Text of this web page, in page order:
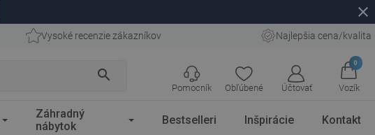
close
Vysoké recenzie zákazníkov Najlepšia cena/kvalita
search
Obľúbené Účtovať
0
Vozík
Pomocník
Záhradný
nábytok
Bestselleri Inšpirácie Kontakt